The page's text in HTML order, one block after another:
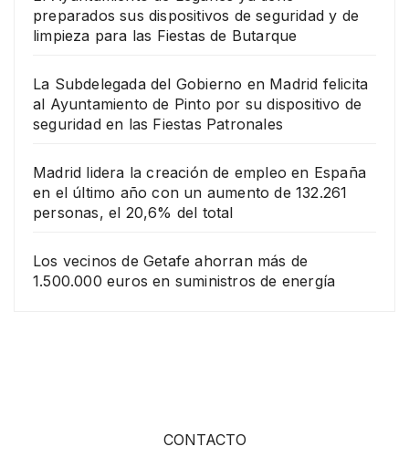
preparados sus dispositivos de seguridad y de
limpieza para las Fiestas de Butarque
La Subdelegada del Gobierno en Madrid felicita
al Ayuntamiento de Pinto por su dispositivo de
seguridad en las Fiestas Patronales
Madrid lidera la creación de empleo en España
en el último año con un aumento de 132.261
personas, el 20,6% del total
Los vecinos de Getafe ahorran más de
1.500.000 euros en suministros de energía
CONTACTO